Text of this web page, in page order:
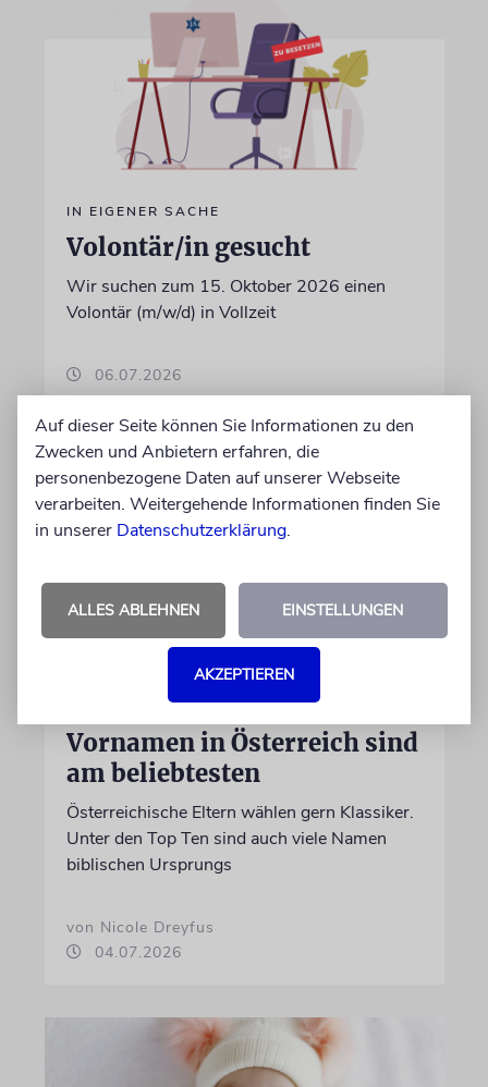
IN EIGENER SACHE
Volontär/in gesucht
Wir suchen zum 15. Oktober 2026 einen
Volontär (m/w/d) in Vollzeit
06.07.2026
Diese hebräischen
Vornamen in Österreich sind
am beliebtesten
Österreichische Eltern wählen gern Klassiker.
Unter den Top Ten sind auch viele Namen
biblischen Ursprungs
von Nicole Dreyfus
04.07.2026
Auf dieser Seite können Sie Informationen zu den
Zwecken und Anbietern erfahren, die
personenbezogene Daten auf unserer Webseite
verarbeiten. Weitergehende Informationen finden Sie
in unserer Datenschutzerklärung.
ALLES ABLEHNEN EINSTELLUNGEN
AKZEPTIEREN